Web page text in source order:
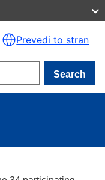
Prevedi to stran
Search